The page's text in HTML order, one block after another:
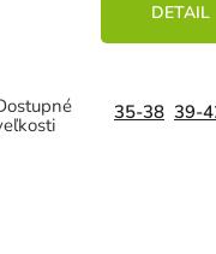
DETAIL
35-38 39-